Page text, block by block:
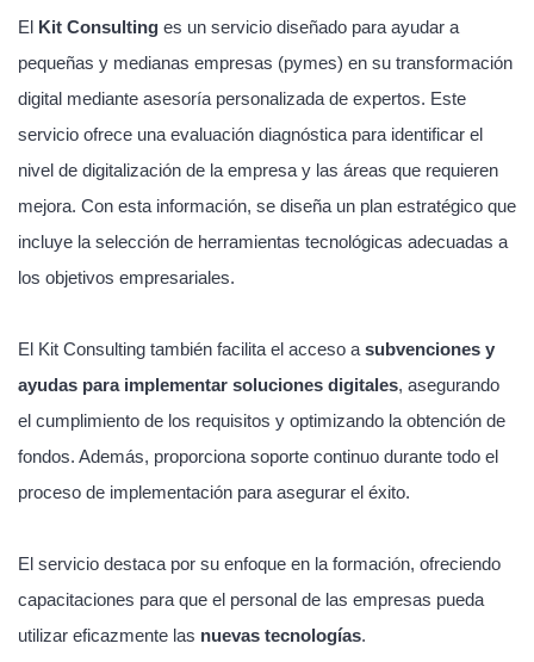
El Kit Consulting es un servicio diseñado para ayudar a
pequeñas y medianas empresas (pymes) en su transformación
digital mediante asesoría personalizada de expertos. Este
servicio ofrece una evaluación diagnóstica para identificar el
nivel de digitalización de la empresa y las áreas que requieren
mejora. Con esta información, se diseña un plan estratégico que
incluye la selección de herramientas tecnológicas adecuadas a
los objetivos empresariales.
El Kit Consulting también facilita el acceso a subvenciones y
ayudas para implementar soluciones digitales, asegurando
el cumplimiento de los requisitos y optimizando la obtención de
fondos. Además, proporciona soporte continuo durante todo el
proceso de implementación para asegurar el éxito.
El servicio destaca por su enfoque en la formación, ofreciendo
capacitaciones para que el personal de las empresas pueda
utilizar eficazmente las nuevas tecnologías.